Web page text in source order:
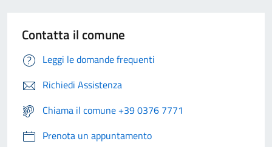
Contatta il comune
Leggi le domande frequenti
Richiedi Assistenza
Chiama il comune +39 0376 7771
Prenota un appuntamento